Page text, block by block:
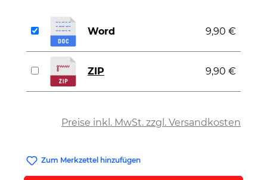
Preise inkl. MwSt. zzgl. Versandkosten
Word 9,90 €
ZIP 9,90 €
Zum Merkzettel hinzufügen